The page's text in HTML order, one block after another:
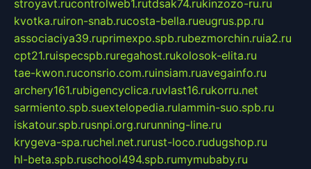
stroyavt.rucontrolweb1.rutdsak74.rukinzozo-ru.ru
kvotka.ruiron-snab.rucosta-bella.rueugrus.pp.ru
associaciya39.ruprimexpo.spb.rubezmorchin.ruia2.ru
cpt21.ruispecspb.ruregahost.rukolosok-elita.ru
tae-kwon.ruconsrio.com.ruinsiam.ruavegainfo.ru
archery161.rubigencyclica.ruvlast16.rukorru.net
sarmiento.spb.suextelopedia.rulammin-suo.spb.ru
iskatour.spb.rusnpi.org.rurunning-line.ru
krygeva-spa.ruchel.net.rurust-loco.rudugshop.ru
hl-beta.spb.ruschool494.spb.rumymubaby.ru